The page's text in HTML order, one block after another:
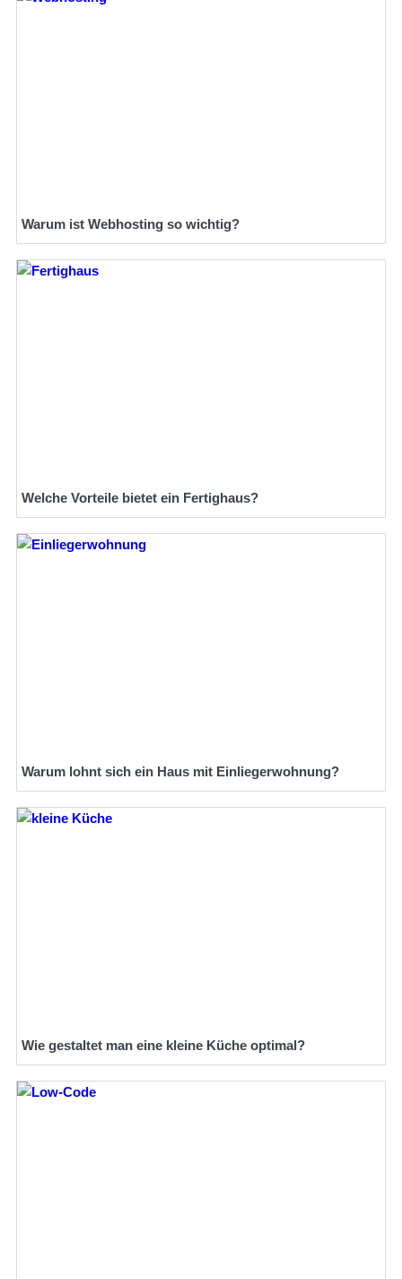
Warum ist Webhosting so wichtig?
Welche Vorteile bietet ein Fertighaus?
Warum lohnt sich ein Haus mit Einliegerwohnung?
Wie gestaltet man eine kleine Küche optimal?